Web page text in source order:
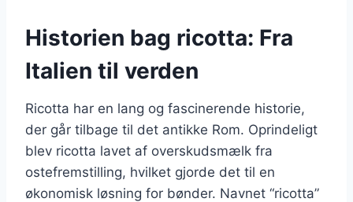
Historien bag ricotta: Fra
Italien til verden
Ricotta har en lang og fascinerende historie,
der går tilbage til det antikke Rom. Oprindeligt
blev ricotta lavet af overskudsmælk fra
ostefremstilling, hvilket gjorde det til en
økonomisk løsning for bønder. Navnet “ricotta”